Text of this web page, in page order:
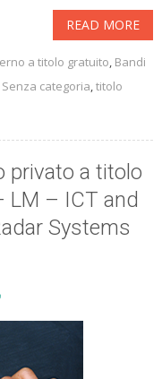
READ MORE
a titolo gratuito, Bandi
Senza categoria,titolo
privato a titolo
LM – ICT and
Systems